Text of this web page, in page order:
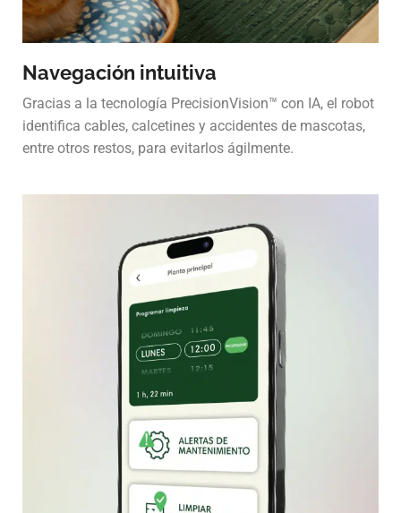
Navegación intuitiva
Gracias a la tecnología PrecisionVision™ con IA, el robot
identifica cables, calcetines y accidentes de mascotas,
entre otros restos, para evitarlos ágilmente.